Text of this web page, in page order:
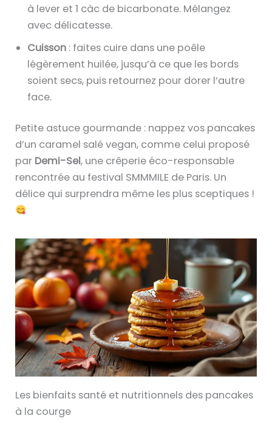
à lever et 1 càc de bicarbonate. Mélangez
avec délicatesse.
Cuisson : faites cuire dans une poêle
légèrement huilée, jusqu’à ce que les bords
soient secs, puis retournez pour dorer l’autre
face.
Petite astuce gourmande : nappez vos pancakes
d’un caramel salé vegan, comme celui proposé
par Demi-Sel, une crêperie éco-responsable
rencontrée au festival SMMMILE de Paris. Un
délice qui surprendra même les plus sceptiques !
Les bienfaits santé et nutritionnels des pancakes
à la courge